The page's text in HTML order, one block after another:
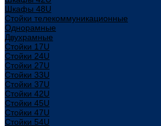
Шкафы 48U
Стойки телекоммуникационные
Однорамные
Двухрамные
Стойки 17U
Стойки 24U
Стойки 27U
Стойки 33U
Стойки 37U
Стойки 42U
Стойки 45U
Стойки 47U
Стойки 54U